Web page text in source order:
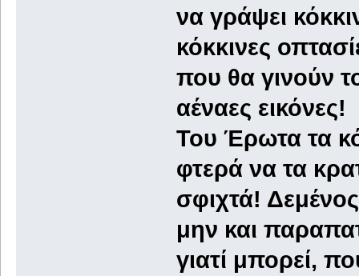
να γράψει
κόκκινες
που θα γινούν
αέναες εικόνες!
Του Έρωτα τα
φτερά να τα
σφιχτά!
μην και
γιατί μπορεί,